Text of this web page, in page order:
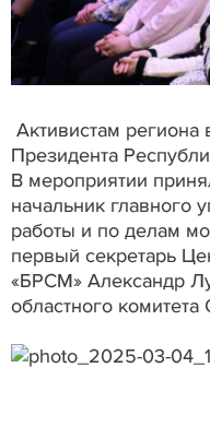
Активистам региона
Президента
В мероприятии
начальник главного
работы и по делам
первый секретарь
«БРСМ» Александр
областного